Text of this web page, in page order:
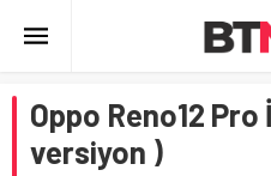
Oppo Reno12
versiyon )